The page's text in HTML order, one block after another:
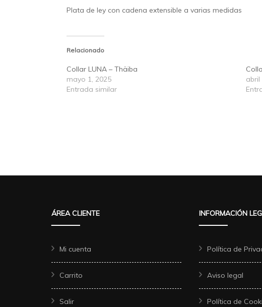
Plata de ley con cadena extensible a varias medidas
Relacionado
Collar LUNA – Thäiba
mayo 1, 2025
Entrada similar
abril
ÁREA CLIENTE
Mi cuenta
Carrito
Salir
INFORMACIÓN
Política de
Aviso legal
Política de